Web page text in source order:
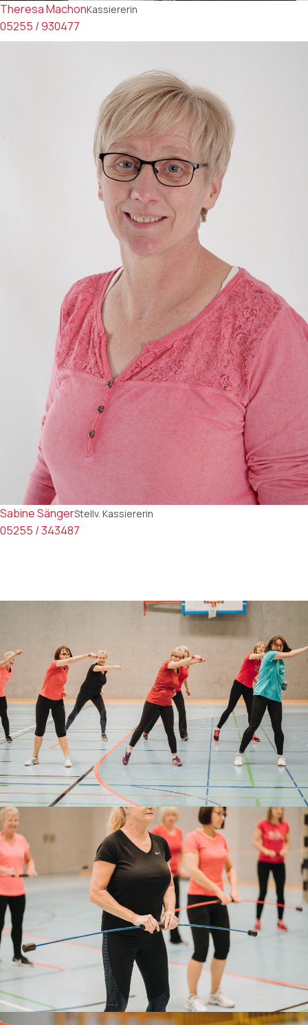
Theresa MachonKassiererin
05255 / 930477
Sabine SängerStellv. Kassiererin
05255 / 343487